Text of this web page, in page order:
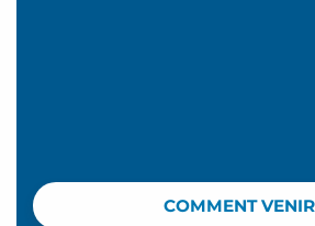
COMMENT